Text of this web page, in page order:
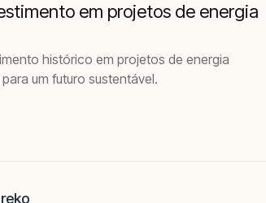
em projetos de energia
histórico em projetos de energia
um futuro sustentável.